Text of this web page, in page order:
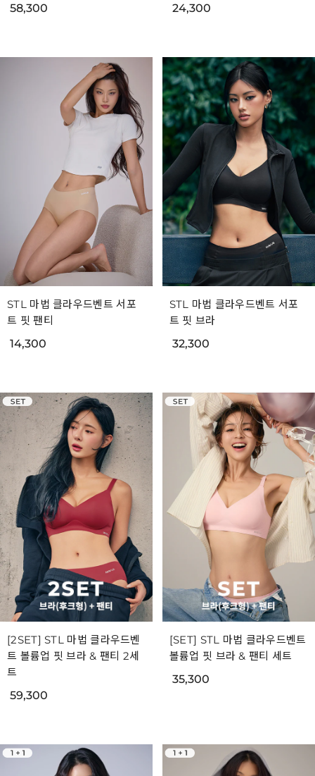
58,300
24,300
STL 마법 클라우드벤트 서포
트 핏 팬티
14,300
STL 마법 클라우드벤트 서포
트 핏 브라
32,300
[2SET] STL 마법 클라우드벤
트 볼륨업 핏 브라 & 팬티 2세
트
59,300
[SET] STL 마법 클라우드벤트
볼륨업 핏 브라 & 팬티 세트
35,300